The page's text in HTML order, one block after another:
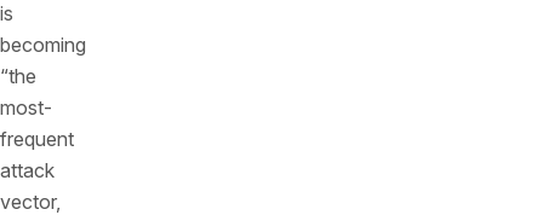
is
becoming
“the
most-
frequent
attack
vector,